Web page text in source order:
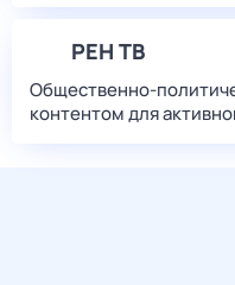
РЕН ТВ
Общественно-
контентом для